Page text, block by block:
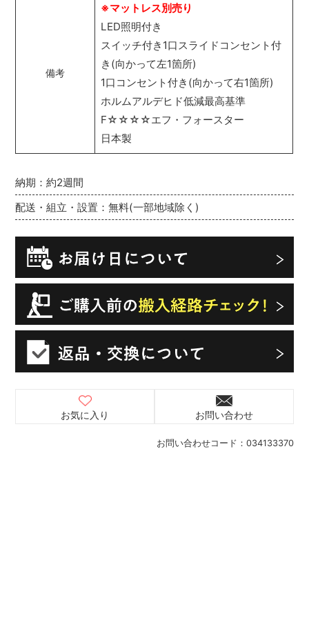
お問い合わせコード： 034133370
納期：約2週間
配送・組立・設置：無料(一部地域除く)
お気に入り お問い合わせ
備考
※マットレス別売り
LED照明付き
スイッチ付き1口スライドコンセント付
き(向かって左1箇所)
1口コンセント付き(向かって右1箇所)
ホルムアルデヒド低減最高基準
F☆☆☆☆エフ・フォースター
日本製